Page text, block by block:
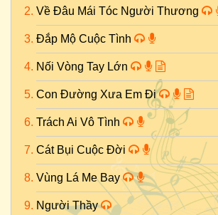
Về Đâu Mái Tóc Người Thương
Đắp Mộ Cuộc Tình
Nối Vòng Tay Lớn
Con Đường Xưa Em Đi
Trách Ai Vô Tình
Cát Bụi Cuộc Đời
Vùng Lá Me Bay
Người Thầy